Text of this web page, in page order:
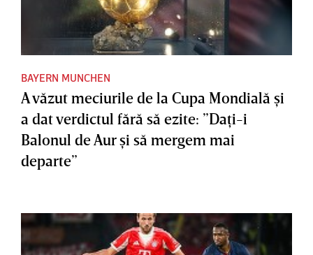
BAYERN MUNCHEN
A văzut meciurile de la Cupa Mondială şi
a dat verdictul fără să ezite: ”Daţi-i
Balonul de Aur şi să mergem mai
departe”